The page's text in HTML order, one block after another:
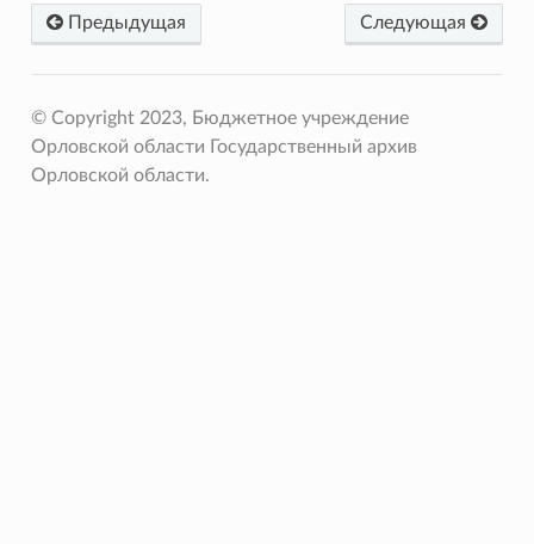
Предыдущая Следующая
© Copyright 2023, Бюджетное учреждение
Орловской области Государственный архив
Орловской области.